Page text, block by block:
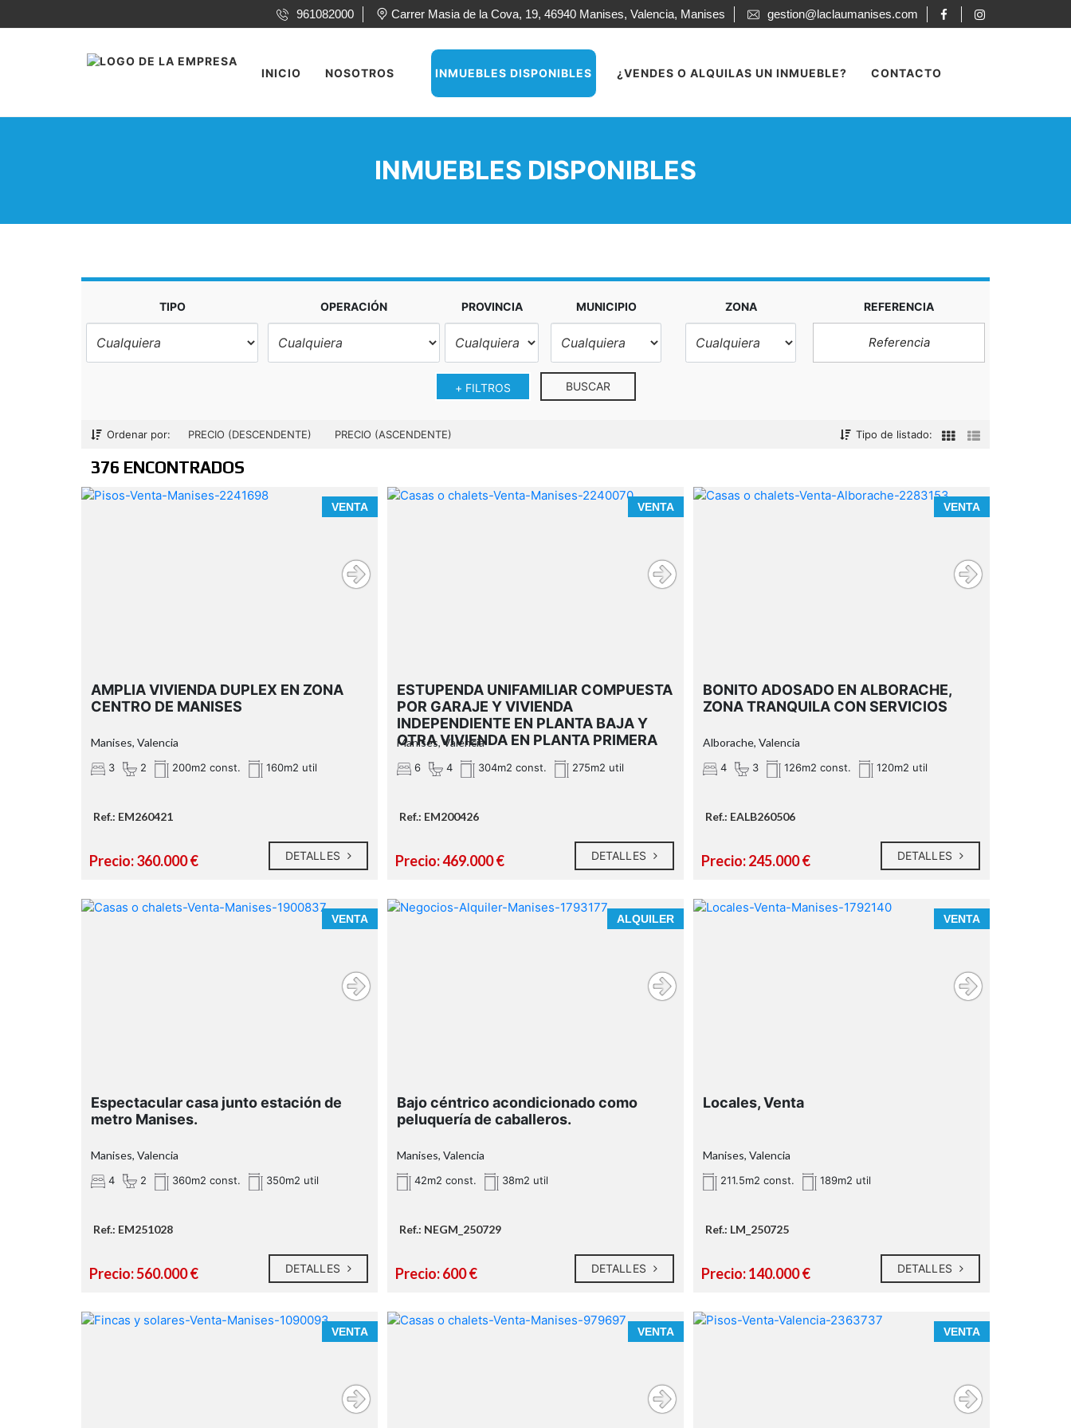
961082000 Carrer Masia de la Cova, 19, 46940 Manises, Valencia, Manises gestion@laclaumanises.com
INICIO NOSOTROS INMUEBLES DISPONIBLES ¿VENDES O ALQUILAS UN INMUEBLE? CONTACTO
INMUEBLES DISPONIBLES
TIPO OPERACIÓN PROVINCIA MUNICIPIO ZONA REFERENCIA
+ FILTROS BUSCAR
Ordenar por: PRECIO (DESCENDENTE) PRECIO (ASCENDENTE) Tipo de listado:
376 ENCONTRADOS
VENTA
AMPLIA VIVIENDA DUPLEX EN ZONA
CENTRO DE MANISES
Manises, Valencia
3 2 200m2 const. 160m2 util
Ref.: EM260421
Precio: 360.000 € DETALLES
VENTA
ESTUPENDA UNIFAMILIAR COMPUESTA
POR GARAJE Y VIVIENDA
INDEPENDIENTE EN PLANTA BAJA Y
OTRA VIVIENDA EN PLANTA PRIMERA
Manises, Valencia
6 4 304m2 const. 275m2 util
Ref.: EM200426
Precio: 469.000 € DETALLES
VENTA
BONITO ADOSADO EN ALBORACHE,
ZONA TRANQUILA CON SERVICIOS
Alborache, Valencia
4 3 126m2 const. 120m2 util
Ref.: EALB260506
Precio: 245.000 € DETALLES
VENTA
Espectacular casa junto estación de
metro Manises.
Manises, Valencia
4 2 360m2 const. 350m2 util
Ref.: EM251028
Precio: 560.000 € DETALLES
ALQUILER
Bajo céntrico acondicionado como
peluquería de caballeros.
Manises, Valencia
42m2 const. 38m2 util
Ref.: NEGM_250729
Precio: 600 € DETALLES
VENTA
Locales, Venta
Manises, Valencia
211.5m2 const. 189m2 util
Ref.: LM_250725
Precio: 140.000 € DETALLES
VENTA VENTA VENTA